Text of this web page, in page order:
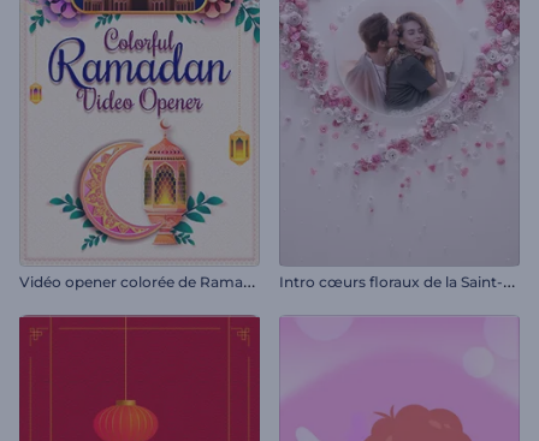
V
idéo opener colorée de Ramadan I
ntro cœurs floraux de la Saint-Valentin